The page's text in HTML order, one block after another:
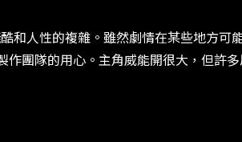
和人性的複雜。雖然劇情在某些地方可
團隊的用心。主角威能開很大，但許